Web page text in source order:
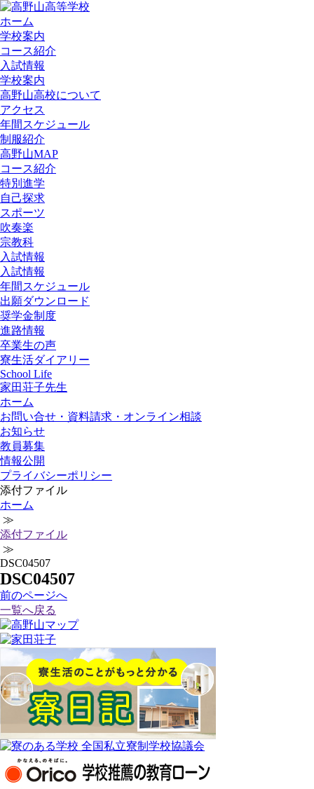
ホーム
学校案内
コース紹介
入試情報
学校案内
高野山高校について
アクセス
年間スケジュール
制服紹介
高野山MAP
コース紹介
特別進学
自己探求
スポーツ
吹奏楽
宗教科
入試情報
入試情報
年間スケジュール
出願ダウンロード
奨学金制度
進路情報
卒業生の声
寮生活ダイアリー
School Life
家田荘子先生
ホーム
お問い合せ・資料請求・オンライン相談
お知らせ
教員募集
情報公開
プライバシーポリシー
添付ファイル
ホーム
≫
添付ファイル
≫
DSC04507
DSC04507
前のページへ
一覧へ戻る